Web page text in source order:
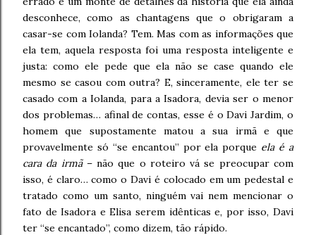
desconhece, como as chantagens que o obrigaram a
casar-se com Iolanda? Tem. Mas com as informações que
ela tem, aquela resposta foi uma resposta inteligente e
justa: como ele pede que ela não se case quando ele
mesmo se casou com outra? E, sinceramente, ele ter se
casado com a Iolanda, para a Isadora, devia ser o menor
dos problemas… afinal de contas, esse é o Davi Jardim, o
homem que supostamente matou a sua irmã e que
provavelmente só “se encantou” por ela porque ela é a
cara da irmã– não que o roteiro vá se preocupar com
isso, é claro… como o Davi é colocado em um pedestal e
tratado como um santo, ninguém vai nem mencionar o
fato de Isadora e Elisa serem idênticas e, por isso, Davi
ter “se encantado”, como dizem, tão rápido.